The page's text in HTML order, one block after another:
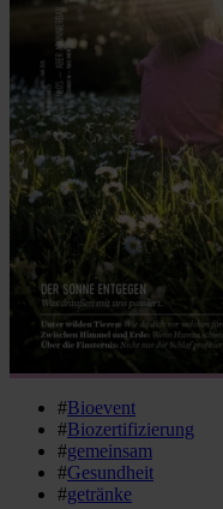
#Bioevent
#Biozertifizierung
#gemeinsam
#Gesundheit
#getränke